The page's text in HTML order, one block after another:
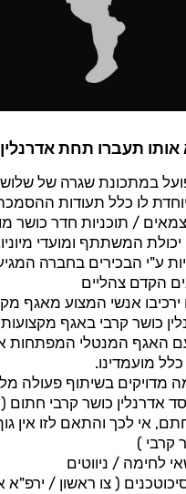
תעברו תחת
במתכונת שגרה של
לו כלל תעודות
/ תוכניות חדר
יכולת המשתתף ומועדי
ע"י הבכירים בחברה
הקדם צהליים
ירכיבו אנשי המצוע מאגף
כושר קרבי באגף
האגף המנטלי המפתחות
מועמדינו.
מדויקים בשיתוף פעולה
אדרנלין כושר קרבי
אי לכך והתאם לזו אין
קרבי )
לחימה / ניווטים
( צו ראשון / ירפ"א